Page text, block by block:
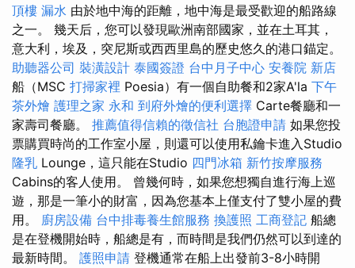
頂樓 漏水 由於地中海的距離，地中海是最受歡迎的船路線
之一。 幾天后，您可以發現歐洲南部國家，並在土耳其，
意大利，埃及，突尼斯或西西里島的歷史悠久的港口錨定。
助聽器公司 裝潢設計 泰國簽證 台中月子中心 安養院 新店
船（MSC 打掃家裡 Poesia）有一個自助餐和2家A'la 下午
茶外燴 護理之家 永和 到府外燴的便利選擇 Carte餐廳和一
家壽司餐廳。 推薦值得信賴的徵信社 台胞證申請 如果您投
票購買時尚的工作室小屋，則還可以使用私鑰卡進入Studio
隆乳 Lounge，這只能在Studio 四門冰箱 新竹按摩服務
Cabins的客人使用。 曾幾何時，如果您想獨自進行海上巡
遊，那是一筆小的財富，因為您基本上僅支付了雙小屋的費
用。 廚房設備 台中排毒養生館服務 換護照 工商登記 船總
是在登機開始時，船總是有，而時間是我們仍然可以到達的
最新時間。 護照申請 登機通常在船上出發前3-8小時開